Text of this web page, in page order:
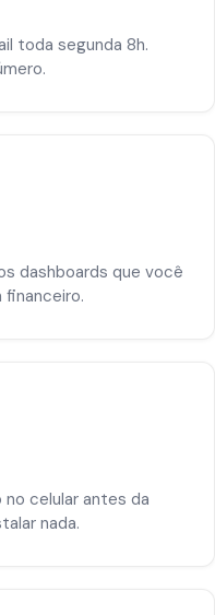
toda segunda 8h.
dashboards que você
financeiro.
no celular antes da
nada.